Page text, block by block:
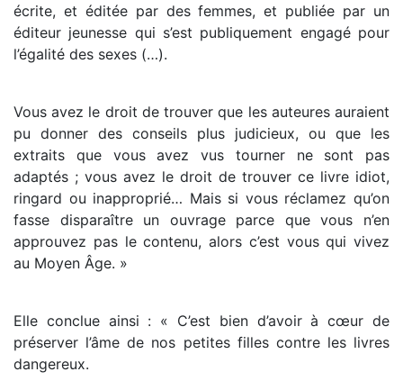
écrite, et éditée par des femmes, et publiée par un
éditeur jeunesse qui s’est publiquement engagé pour
l’égalité des sexes (…).
Vous avez le droit de trouver que les auteures auraient
pu donner des conseils plus judicieux, ou que les
extraits que vous avez vus tourner ne sont pas
adaptés ; vous avez le droit de trouver ce livre idiot,
ringard ou inapproprié… Mais si vous réclamez qu’on
fasse disparaître un ouvrage parce que vous n’en
approuvez pas le contenu, alors c’est vous qui vivez
au Moyen Âge. »
Elle conclue ainsi : « C’est bien d’avoir à cœur de
préserver l’âme de nos petites filles contre les livres
dangereux.